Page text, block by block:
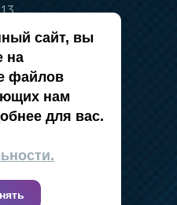
обработки
данных
оферта
сайт, вы
на
файлов
нам
для вас.